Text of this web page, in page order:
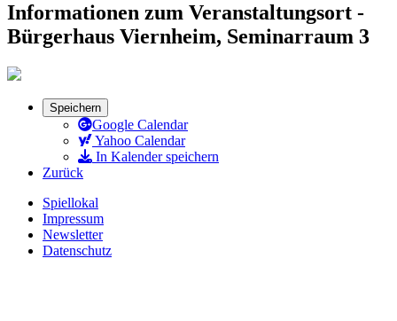
Informationen zum Veranstaltungsort -
Bürgerhaus Viernheim, Seminarraum 3
Speichern
Google Calendar
Yahoo Calendar
In Kalender speichern
Zurück
Spiellokal
Impressum
Newsletter
Datenschutz